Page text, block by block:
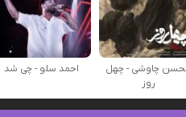
چاوشی - چهل
روز
احمد سلو - چی شد